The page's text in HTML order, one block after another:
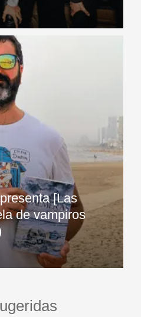
[Las
de vampiros